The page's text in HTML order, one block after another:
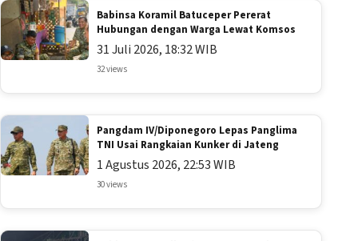
Babinsa Koramil Batuceper Pererat
Hubungan dengan Warga Lewat Komsos
31 Juli 2026, 18:32 WIB
32 views
Pangdam IV/Diponegoro Lepas Panglima
TNI Usai Rangkaian Kunker di Jateng
1 Agustus 2026, 22:53 WIB
30 views